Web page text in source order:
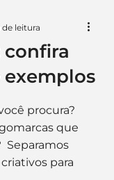
confira
leitura
procura?
que
Separamos
para